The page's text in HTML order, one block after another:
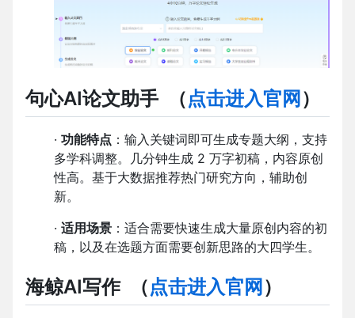
句心AI论文助手 （点击进入官网）
· 功能特点 ：输入关键词即可生成专题大纲，支持
多学科调整。几分钟生成 2 万字初稿，内容原创
性高。基于大数据推荐热门研究方向，辅助创
新。
· 适用场景 ：适合需要快速生成大量原创内容的初
稿，以及在选题方面需要创新思路的大四学生。
海鲸AI写作（点击进入官网 ）